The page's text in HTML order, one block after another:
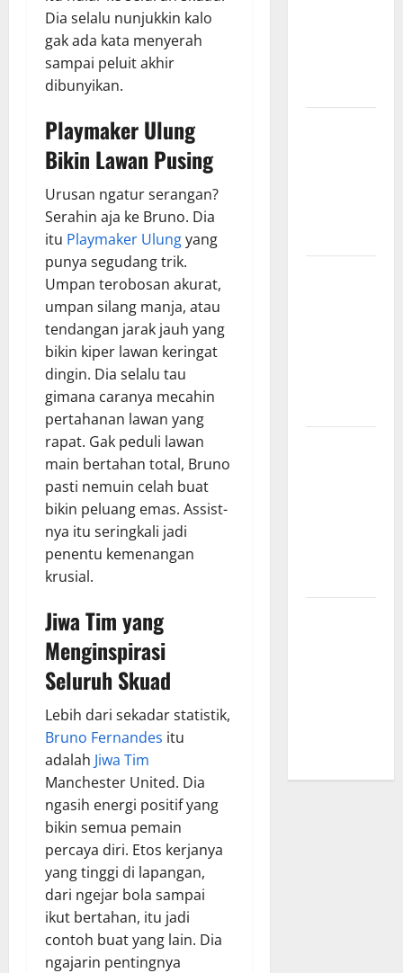
Dia selalu nunjukkin kalo
gak ada kata menyerah
sampai peluit akhir
dibunyikan.
Playmaker Ulung
Bikin Lawan Pusing
Urusan ngatur serangan?
Serahin aja ke Bruno. Dia
itu Playmaker Ulungyang
punya segudang trik.
Umpan terobosan akurat,
umpan silang manja, atau
tendangan jarak jauh yang
bikin kiper lawan keringat
dingin. Dia selalu tau
gimana caranya mecahin
pertahanan lawan yang
rapat. Gak peduli lawan
main bertahan total, Bruno
pasti nemuin celah buat
bikin peluang emas. Assist-
nya itu seringkali jadi
penentu kemenangan
krusial.
Jiwa Timyang
Menginspirasi
Seluruh Skuad
Lebih dari sekadar statistik,
Bruno Fernandes itu
adalah Jiwa Tim
Manchester United. Dia
ngasih energi positif yang
bikin semua pemain
percaya diri. Etos kerjanya
yang tinggi di lapangan,
dari ngejar bola sampai
ikut bertahan, itu jadi
contoh buat yang lain. Dia
ngajarin pentingnya